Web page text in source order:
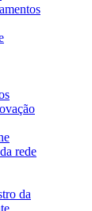
rede
da